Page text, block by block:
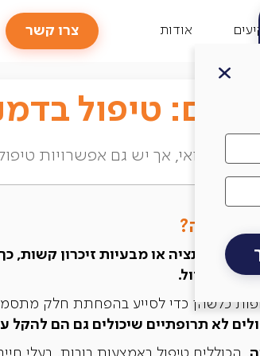
אודות צרו קשר
תרופות
טיפול
נשאר רפואי, אך יש גם אפשרויות
מדמנציה או מבעיות זיכרון קשות,
לגדול.
כלשהן כדי לסייע בהפחתת חלק
לא תרופתיים שיכולים גם הם להקל